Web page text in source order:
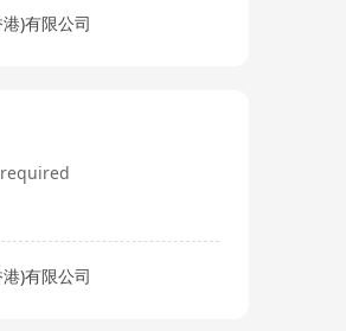
)有限公司
)有限公司